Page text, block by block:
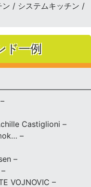
/ システムキッチン /
ド一例
Castiglioni –
–
–
VOJNOVIC –